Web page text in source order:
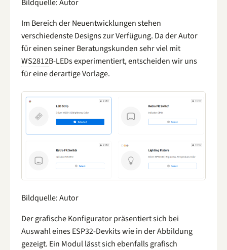
Bildquelle: Autor
Im Bereich der Neuentwicklungen stehen
verschiedenste Designs zur Verfügung. Da der Autor
für einen seiner Beratungskunden sehr viel mit
WS2812B-LEDs experimentiert, entscheiden wir uns
für eine derartige Vorlage.
Bildquelle: Autor
Der grafische Konfigurator präsentiert sich bei
Auswahl eines ESP32-Devkits wie in der Abbildung
gezeigt. Ein Modul lässt sich ebenfalls grafisch